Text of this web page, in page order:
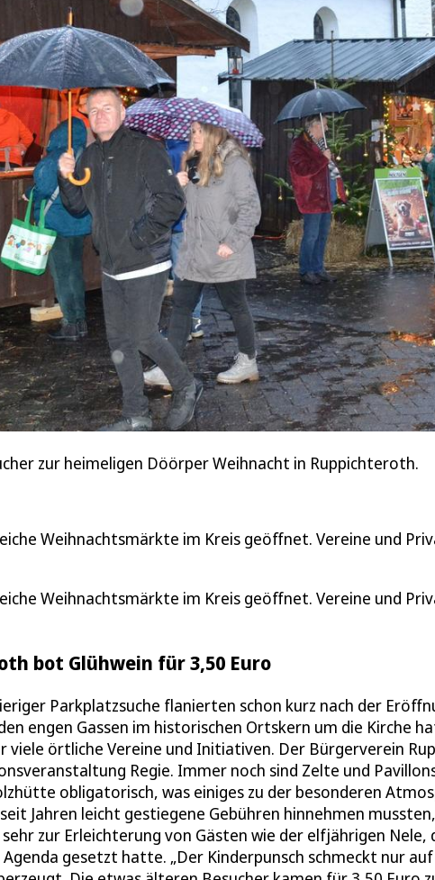
zur heimeligen Döörper Weihnacht in Ruppichteroth.
Weihnachtsmärkte im Kreis geöffnet. Vereine und
Weihnachtsmärkte im Kreis geöffnet. Vereine und
bot Glühwein für 3,50 Euro
Parkplatzsuche flanierten schon kurz nach der
engen Gassen im historischen Ortskern um die Kirche
örtliche Vereine und Initiativen. Der Bürgerverein
Regie. Immer noch sind Zelte und
obligatorisch, was einiges zu der besonderen
Jahren leicht gestiegene Gebühren hinnehmen
zur Erleichterung von Gästen wie der elfjährigen Nele,
gesetzt hatte. „Der Kinderpunsch schmeckt nur